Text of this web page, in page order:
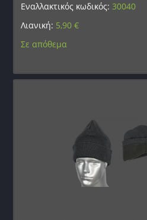
Εναλλακτικός κωδικός: 30040
Λιανική: 5,90€
Σε απόθεμα